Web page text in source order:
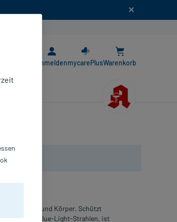
AnmeldenmycarePlusWarenkorb
für Gesicht und Körper. Schützt
A- und Blue-Light-Strahlen, ist